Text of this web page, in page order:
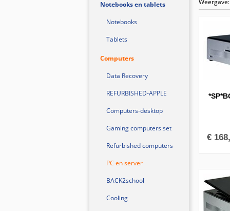
Notebooks en tablets
Notebooks
Tablets
Computers
Data Recovery
REFURBISHED-APPLE
Computers-desktop
Gaming computers set
Refurbished computers
PC en server
BACK2school
Cooling
Weergave:
€